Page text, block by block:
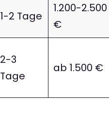
1-2 Tage
1.200-2.500
€
2-3
Tage
ab 1.500 €